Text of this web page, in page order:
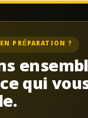
PRÉPARATION ?
qui